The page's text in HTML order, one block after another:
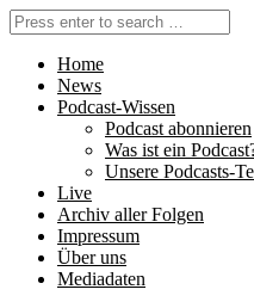
Home
News
Podcast-Wissen
Podcast abonnieren
Was ist ein
Unsere Podcasts-
Live
Archiv aller Folgen
Impressum
Über uns
Mediadaten